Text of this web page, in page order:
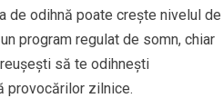
de odihnă poate crește nivelul de
program regulat de somn, chiar
să te odihnești
provocărilor zilnice.